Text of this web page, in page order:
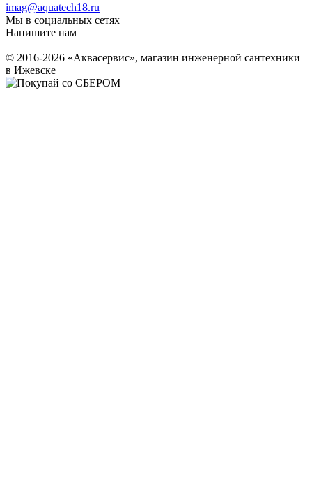
imag@aquatech18.ru
Мы в социальных сетях
Напишите нам
© 2016-2026 «Аквасервис», магазин инженерной сантехники
в Ижевске